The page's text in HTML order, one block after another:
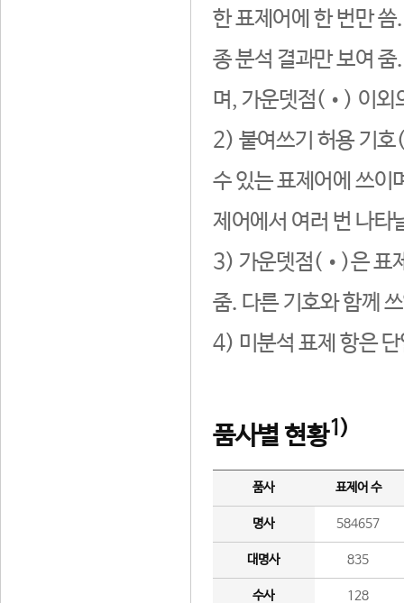
한 표제어에 한 번만
종 분석 결과만 보여
며, 가운뎃점(•) 이외
2) 붙여쓰기 허용 기호
수 있는 표제어에 쓰이
제어에서 여러 번 나타
3) 가운뎃점(•)은 표
줌. 다른 기호와 함께
4) 미분석 표제 항은
품사별 현황1)
품사 표제어 수
명사 584657
대명사 835
수사 128